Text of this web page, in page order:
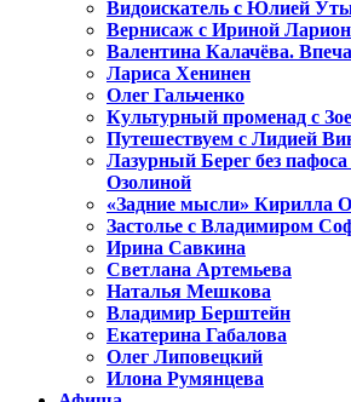
Видоискатель с Юлией
Вернисаж с Ириной
Валентина Калачёва.
Лариса Хенинен
Олег Гальченко
Культурный променад с
Путешествуем с Лидией
Лазурный Берег без
Озолиной
«Задние мысли» Кирилла
Застолье с Владимиром
Ирина Савкина
Светлана Артемьева
Наталья Мешкова
Владимир Берштейн
Екатерина Габалова
Олег Липовецкий
Илона Румянцева